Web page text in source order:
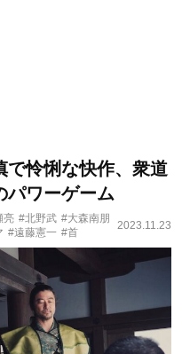
で怜悧な快作、衆道
パワーゲーム
亮 #北野武 #大森南朋
#遠藤憲一 #首
2023.11.23